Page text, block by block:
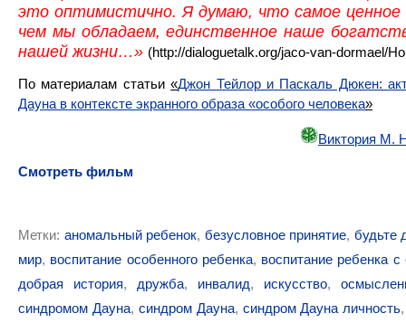
это оптимистично. Я думаю, что самое ценное
чем мы обладаем, единственное наше
нашей жизни…» (http://dialoguetalk.org/jaco-van-dormael/
По материалам статьи«Джон Тейлор и Паскаль Дюкен:
Дауна в контексте экранного образа «особого человека»
Виктория М.
Смотреть фильм
Метки: аномальный ребенок, безусловное принятие, будьте
мир, воспитание особенного ребенка, воспитание ребенка
добрая история, дружба, инвалид, искусство,
синдромом Дауна, синдром Дауна, синдром Дауна личность